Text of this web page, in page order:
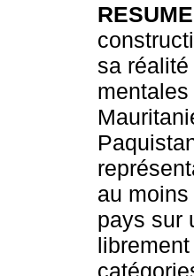
RESUME
sa
au
pays sur